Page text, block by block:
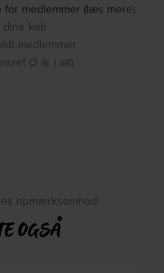
for medlemmer (læs mere)
dine køb
medlemmer
(3 år i alt)
opmærksomhed
OGSÅ